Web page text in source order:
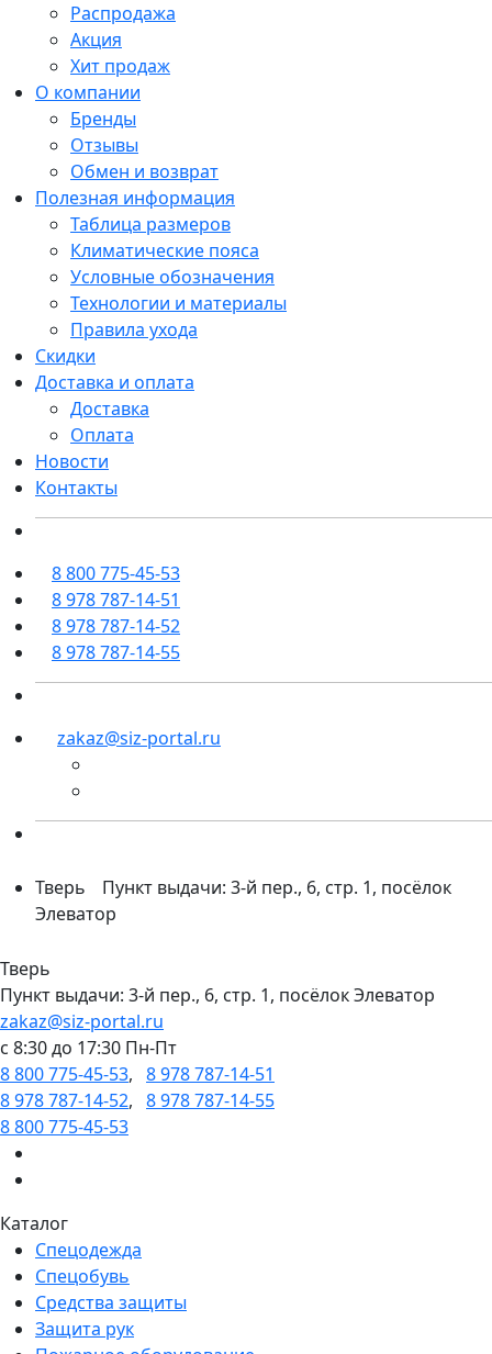
Распродажа
Акция
Хит продаж
О компании
Бренды
Отзывы
Обмен и возврат
Полезная информация
Таблица размеров
Климатические пояса
Условные обозначения
Технологии и материалы
Правила ухода
Скидки
Доставка и оплата
Доставка
Оплата
Новости
Контакты
8 800 775-45-53
8 978 787-14-51
8 978 787-14-52
8 978 787-14-55
zakaz@siz-portal.ru
Тверь
Пункт выдачи: 3-й пер., 6, стр. 1, посёлок
Элеватор
Тверь
Пункт выдачи: 3-й пер., 6, стр. 1, посёлок Элеватор
zakaz@siz-portal.ru
c 8:30 до 17:30 Пн-Пт
8 800 775-45-53, 8 978 787-14-51
8 978 787-14-52, 8 978 787-14-55
8 800 775-45-53
Каталог
Спецодежда
Спецобувь
Средства защиты
Защита рук